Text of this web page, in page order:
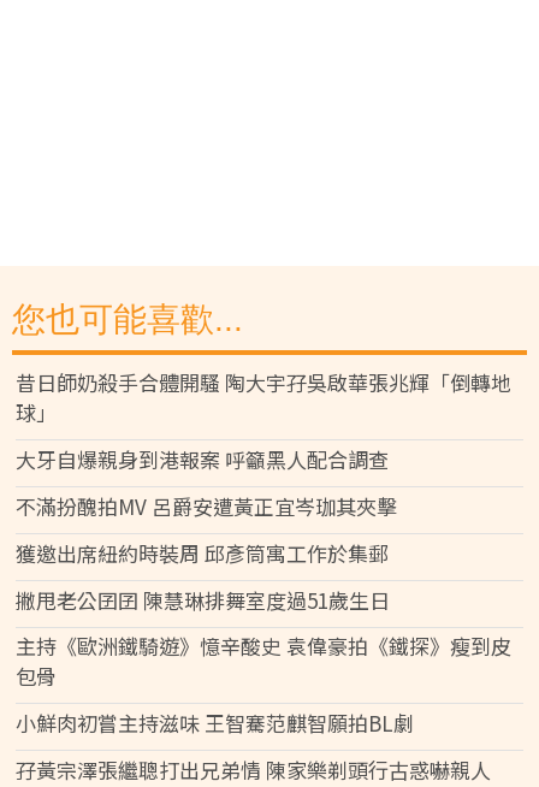
您也可能喜歡...
昔日師奶殺手合體開騷 陶大宇孖吳啟華張兆輝「倒轉地
球」
大牙自爆親身到港報案 呼籲黑人配合調查
不滿扮醜拍MV 呂爵安遭黃正宜岑珈其夾擊
獲邀出席紐約時裝周 邱彥筒寓工作於集郵
撇甩老公囝囝 陳慧琳排舞室度過51歲生日
主持《歐洲鐵騎遊》憶辛酸史 袁偉豪拍《鐵探》瘦到皮
包骨
小鮮肉初嘗主持滋味 王智騫范麒智願拍BL劇
孖黃宗澤張繼聰打出兄弟情 陳家樂剃頭行古惑嚇親人